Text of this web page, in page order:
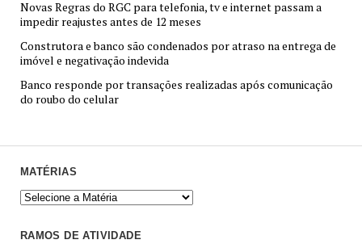
Novas Regras do RGC para telefonia, tv e internet passam a
impedir reajustes antes de 12 meses
Construtora e banco são condenados por atraso na entrega de
imóvel e negativação indevida
Banco responde por transações realizadas após comunicação
do roubo do celular
MATÉRIAS
RAMOS DE ATIVIDADE